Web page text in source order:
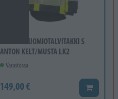
PATRON HUOMIOTALVITAKKI S
ANTON KELT/MUSTA LK2
Varastossa
149,00 € Lisää koriin